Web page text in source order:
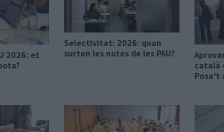
2026: et
Selectivitat: 2026: quan
surten les notes de les PAU?
català
Posa't